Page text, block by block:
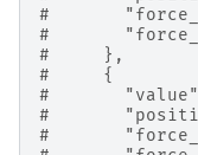
#
#
#     },
#     {
#
#
#